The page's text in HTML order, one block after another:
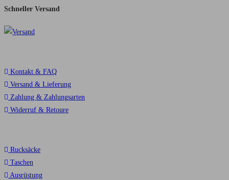
Schneller Versand​
Kontakt & FAQ
Versand & Lieferung
Zahlung & Zahlungsarten
Widerruf & Retoure
Rucksäcke
Taschen
Ausrüstung